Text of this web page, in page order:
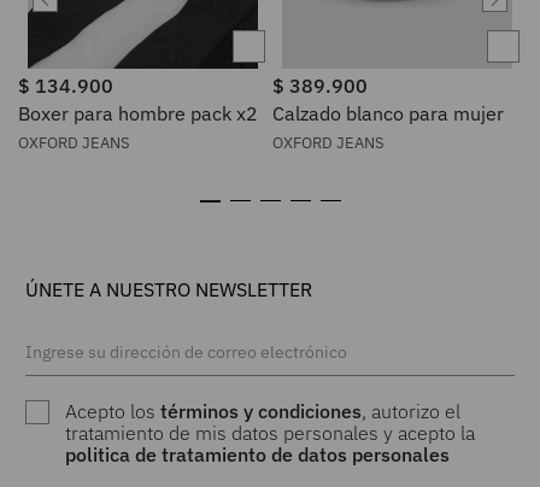
$ 134.900
Boxer para hombre pack x2
OXFORD JEANS
$ 389.900
Calzado blanco para mujer
OXFORD JEANS
ÚNETE A NUESTRO NEWSLETTER
Acepto lostérminos y condiciones, autorizo el
tratamiento de mis datos personales y acepto la
politica de tratamiento de datos personales